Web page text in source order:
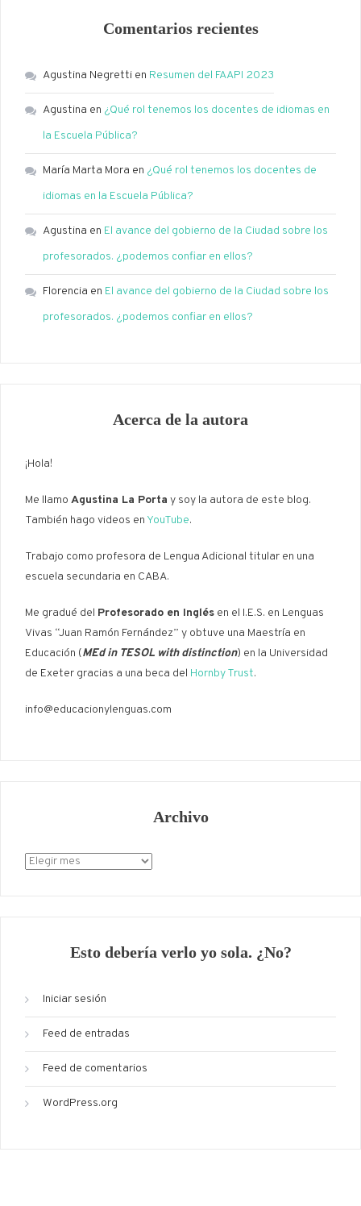
Comentarios recientes
Agustina Negretti en Resumen del FAAPI 2023
Agustina en ¿Qué rol tenemos los docentes de idiomas en
la Escuela Pública?
María Marta Mora en ¿Qué rol tenemos los docentes de
idiomas en la Escuela Pública?
Agustina en El avance del gobierno de la Ciudad sobre los
profesorados. ¿podemos confiar en ellos?
Florencia en El avance del gobierno de la Ciudad sobre los
profesorados. ¿podemos confiar en ellos?
Acerca de la autora
¡Hola!
Me llamo Agustina La Porta y soy la autora de este blog.
También hago videos en YouTube.
Trabajo como profesora de Lengua Adicional titular en una
escuela secundaria en CABA.
Me gradué del Profesorado en Inglés en el I.E.S. en Lenguas
Vivas “Juan Ramón Fernández” y obtuve una Maestría en
Educación (MEd in TESOL with distinction) en la Universidad
de Exeter gracias a una beca del Hornby Trust.
info@educacionylenguas.com
Archivo
Archivo
Esto debería verlo yo sola. ¿No?
Iniciar sesión
Feed de entradas
Feed de comentarios
WordPress.org